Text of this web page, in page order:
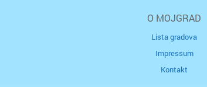
O MOJGRAD
Lista gradova
Impressum
Kontakt